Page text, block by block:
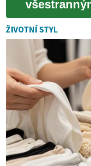
řešením
interiéru i
odolné a
ŽIVOTNÍ STYL